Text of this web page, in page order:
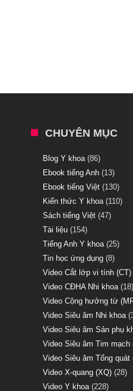
CHUYÊN MỤC
Blog Y khoa (86)
Ebook tiếng Anh (13)
Ebook tiếng Việt (130)
Kiến thức Y khoa (110)
Sách tiếng Việt (47)
Tài liệu (154)
Tiếng Anh Y khoa (25)
Tin học ứng dụng (8)
Video Cắt lớp vi tính (CT)
Video CĐHA Nhi khoa (18)
Video Cộng hưởng từ
Video Siêu âm Nhi khoa
Video Siêu âm Sản phụ
Video Siêu âm Tim mạch
Video Siêu âm Tổng quát
Video X-quang (XQ) (28)
Video Y khoa (228)